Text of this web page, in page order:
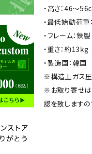
・高さ：46〜
・最低始動荷重
・フレーム：鉄製
・重さ：約13kg
・製造国：韓国
※構造上ガス圧
※お取り寄せは
認を致します